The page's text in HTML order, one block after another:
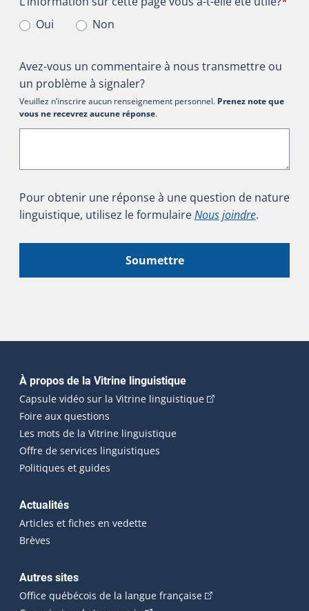
Oui
Non
Avez-vous un commentaire à nous transmettre ou
un problème à signaler?
Veuillez n’inscrire aucun renseignement personnel. Prenez note que
vous ne recevrez aucune réponse.
Pour obtenir une réponse à une question de nature
linguistique, utilisez le formulaireNous joindre.
Soumettre
Navigation principale
À propos de la Vitrine linguistique
Capsule vidéo sur la Vitrine linguistique(Cet hyperlien
Foire aux questions
Les mots de la Vitrine linguistique
Offre de services linguistiques
Politiques et guides
Actualités
Articles et fiches en vedette
Brèves
Autres sites
Office québécois de la langue française(Cet hyperlien